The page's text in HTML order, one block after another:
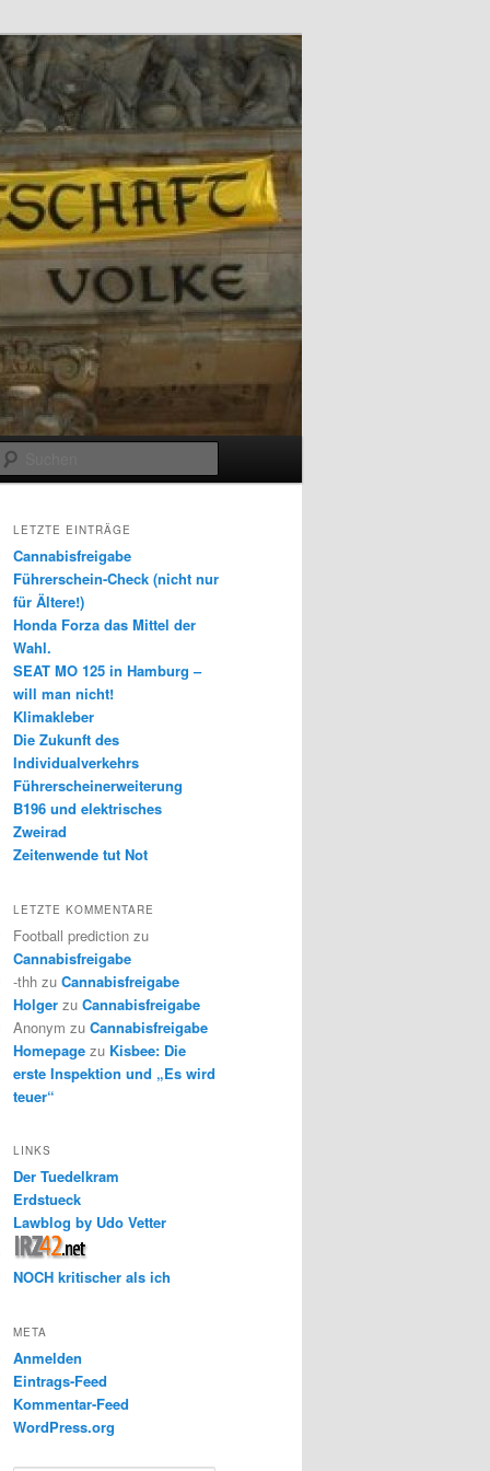
LETZTE EINTRÄGE
Cannabisfreigabe
Führerschein-Check (nicht nur
für Ältere!)
Honda Forza das Mittel der
Wahl.
SEAT MO 125 in Hamburg –
will man nicht!
Klimakleber
Die Zukunft des
Individualverkehrs
Führerscheinerweiterung
B196 und elektrisches
Zweirad
Zeitenwende tut Not
LETZTE KOMMENTARE
Football prediction zu
Cannabisfreigabe
-thh zu Cannabisfreigabe
Holger zu Cannabisfreigabe
Anonym zu Cannabisfreigabe
Homepage zu Kisbee: Die
erste Inspektion und „Es wird
teuer“
LINKS
Der Tuedelkram
Erdstueck
Lawblog by Udo Vetter
NOCH kritischer als ich
META
Anmelden
Eintrags-Feed
Kommentar-Feed
WordPress.org